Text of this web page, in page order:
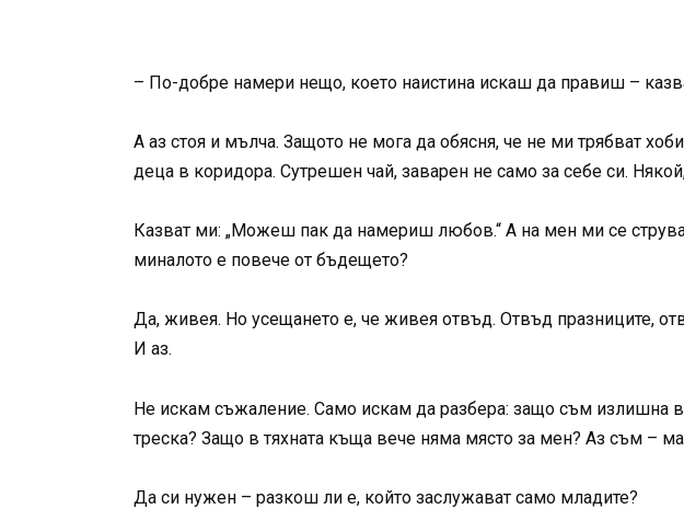
– По-добре намери нещо, което наистина искаш да правиш –
А аз стоя и мълча. Защото не мога да обясня, че не ми трябват
деца в коридора. Сутрешен чай, заварен не само за себе си.
Казват ми: „Можеш пак да намериш любов.“ А на мен ми се
миналото е повече от бъдещето?
Да, живея. Но усещането е, че живея отвъд. Отвъд празниците,
И аз.
Не искам съжаление. Само искам да разбера: защо съм излишна в
треска? Защо в тяхната къща вече няма място за мен? Аз съм –
Да си нужен – разкош ли е, който заслужават само младите?